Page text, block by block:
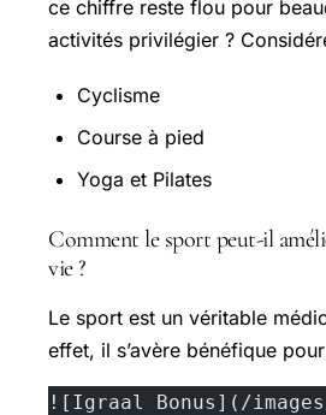
ce chiffre reste flou pour
activités privilégier ?
Cyclisme
Course à pied
Yoga et Pilates
Comment le sport peut-il
vie ?
Le sport est un véritable
effet, il s’avère bénéfique
![Igraal Bonus](/